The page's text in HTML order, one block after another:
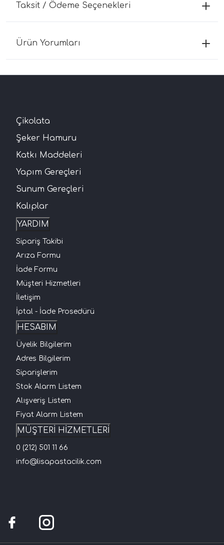
Taksit / Ödeme Seçenekleri
Ürün Yorumları
Çikolata
Şeker Hamuru
Katkı Maddeleri
Yapım Gereçleri
Sunum Gereçleri
Kalıplar
YARDIM
Sipariş Takibi
Arıza Formu
İade Formu
Müşteri Hizmetleri
İletişim
İptal - İade Prosedürü
HESABIM
Üyelik Bilgilerim
Adres Bilgilerim
Siparişlerim
Stok Alarm Listem
Alışveriş Listem
Fiyat Alarm Listem
MÜŞTERİ HİZMETLERİ
0 (212) 501 11 66
info@lisapastacilik.com